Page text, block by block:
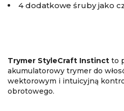
4 dodatkowe śruby jako
Trymer StyleCraft Instinct to
akumulatorowy trymer do
wektorowym i intuicyjną
obrotowego.